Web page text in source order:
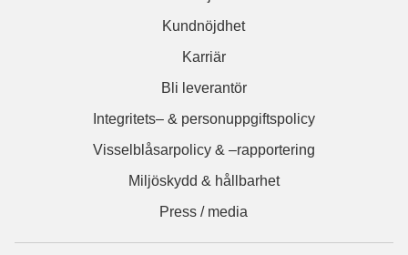
Kundnöjdhet
Karriär
Bli leverantör
Integritets– & personuppgiftspolicy
Visselblåsarpolicy & –rapportering
Miljöskydd & hållbarhet
Press / media